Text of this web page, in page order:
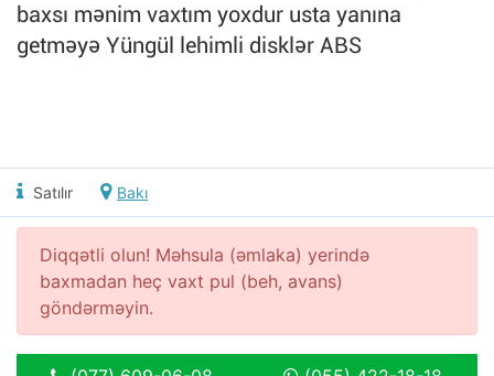
baxsı mənim vaxtım yoxdur usta yanına
getməyə Yüngül lehimli disklər ABS
Satılır Bakı
Diqqətli olun! Məhsula (əmlaka) yerində
baxmadan heç vaxt pul (beh, avans)
göndərməyin.